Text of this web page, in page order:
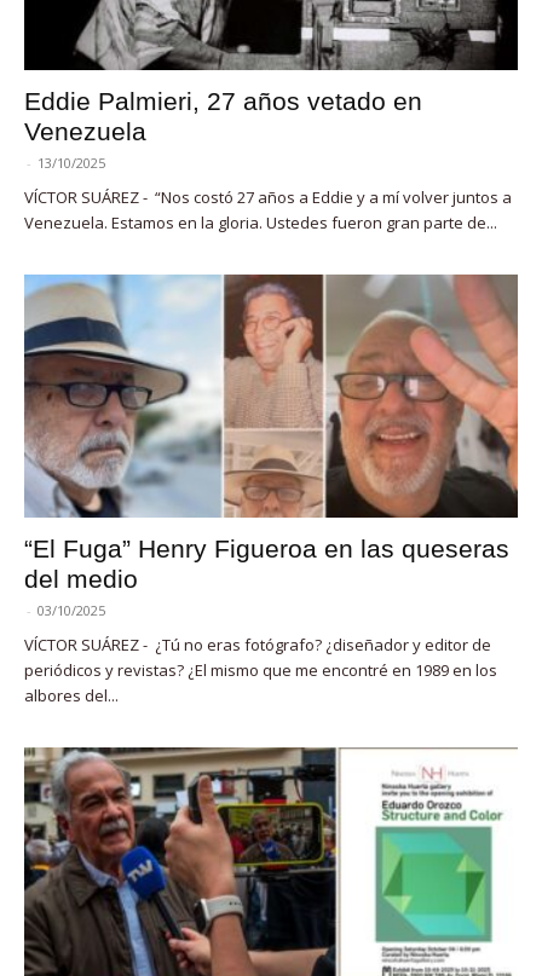
Eddie Palmieri, 27 años vetado en
Venezuela
- 13/10/2025
VÍCTOR SUÁREZ - “Nos costó 27 años a Eddie y a mí volver juntos a
Venezuela. Estamos en la gloria. Ustedes fueron gran parte de...
“El Fuga” Henry Figueroa en las queseras
del medio
- 03/10/2025
VÍCTOR SUÁREZ - ¿Tú no eras fotógrafo? ¿diseñador y editor de
periódicos y revistas? ¿El mismo que me encontré en 1989 en los
albores del...